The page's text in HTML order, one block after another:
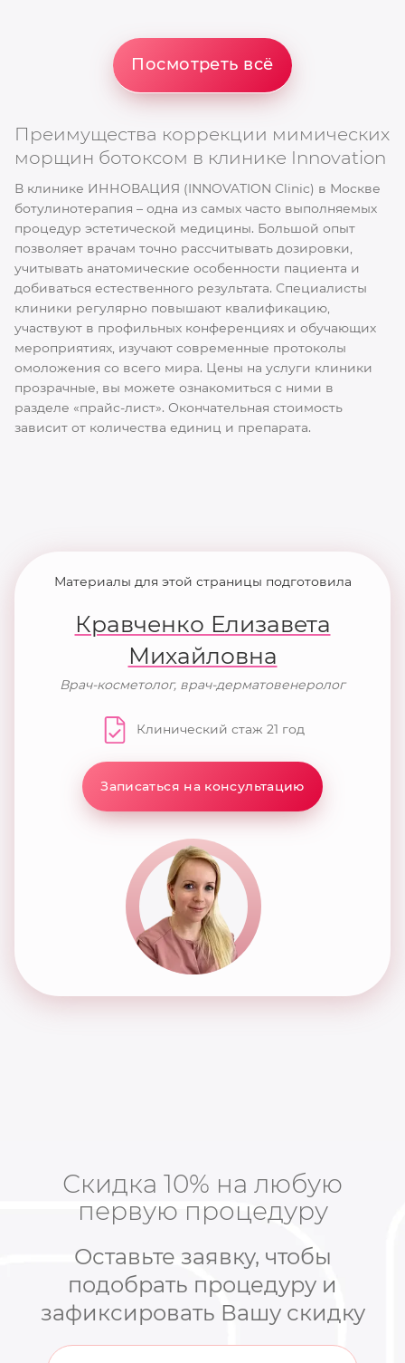
Посмотреть всё
Преимущества коррекции мимических
морщин ботоксом в клинике Innovation
В клинике ИННОВАЦИЯ (INNOVATION Clinic) в Москве
ботулинотерапия – одна из самых часто выполняемых
процедур эстетической медицины. Большой опыт
позволяет врачам точно рассчитывать дозировки,
учитывать анатомические особенности пациента и
добиваться естественного результата. Специалисты
клиники регулярно повышают квалификацию,
участвуют в профильных конференциях и обучающих
мероприятиях, изучают современные протоколы
омоложения со всего мира. Цены на услуги клиники
прозрачные, вы можете ознакомиться с ними в
разделе «прайс-лист». Окончательная стоимость
зависит от количества единиц и препарата.
Материалы для этой страницы подготовила
Кравченко Елизавета
Михайловна
Врач-косметолог, врач-дерматовенеролог
Клинический стаж 21 год
Записаться на консультацию
Скидка 10% на любую
первую процедуру
Оставьте заявку, чтобы
подобрать процедуру и
зафиксировать Вашу скидку